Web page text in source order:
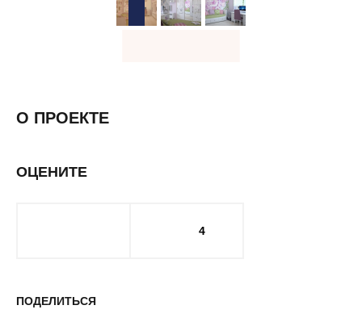
О ПРОЕКТЕ
ОЦЕНИТЕ
4
ПОДЕЛИТЬСЯ